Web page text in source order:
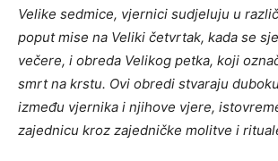
Velike sedmice, vjernici sudjeluju u
poput mise na Veliki četvrtak, kada se
večere, i obreda Velikog petka, koji
smrt na krstu. Ovi obredi stvaraju
između vjernika i njihove vjere,
zajednicu kroz zajedničke molitve i